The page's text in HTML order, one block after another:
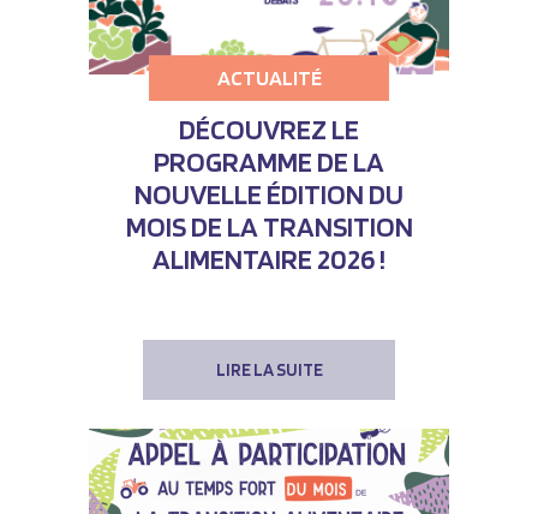
ACTUALITÉ
DÉCOUVREZ LE
PROGRAMME DE LA
NOUVELLE ÉDITION DU
MOIS DE LA TRANSITION
ALIMENTAIRE 2026 !
LIRE LA SUITE